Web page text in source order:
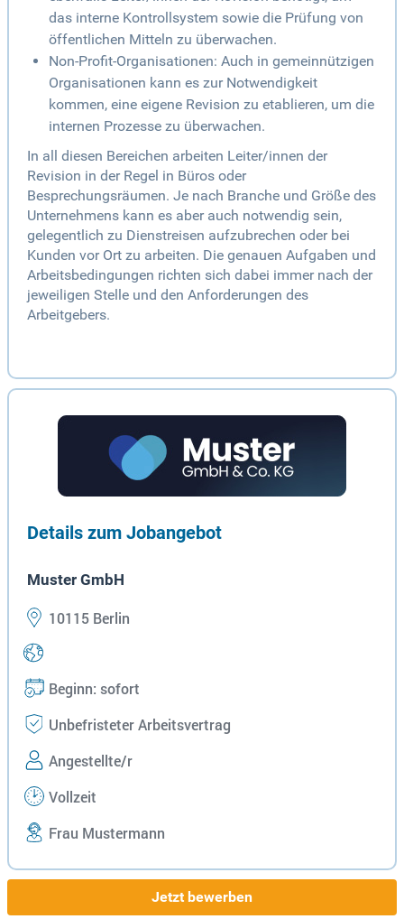
das interne Kontrollsystem sowie die Prüfung von
öffentlichen Mitteln zu überwachen.
Non-Profit-Organisationen: Auch in gemeinnützigen
Organisationen kann es zur Notwendigkeit
kommen, eine eigene Revision zu etablieren, um die
internen Prozesse zu überwachen.
In all diesen Bereichen arbeiten Leiter/innen der
Revision in der Regel in Büros oder
Besprechungsräumen. Je nach Branche und Größe des
Unternehmens kann es aber auch notwendig sein,
gelegentlich zu Dienstreisen aufzubrechen oder bei
Kunden vor Ort zu arbeiten. Die genauen Aufgaben und
Arbeitsbedingungen richten sich dabei immer nach der
jeweiligen Stelle und den Anforderungen des
Arbeitgebers.
Details zum Jobangebot
Muster GmbH
10115 Berlin
Beginn: sofort
Unbefristeter Arbeitsvertrag
Angestellte/r
Vollzeit
Frau Mustermann
Jetzt bewerben